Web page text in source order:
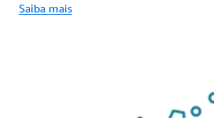
Saiba mais